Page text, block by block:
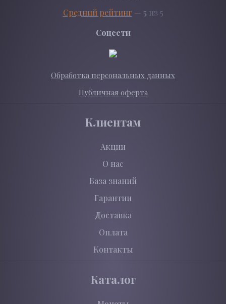
Средний рейтинг — 5 из 5
Соцсети
Обработка персональных данных
Публичная оферта
Клиентам
Акции
О нас
База знаний
Гарантии
Доставка
Оплата
Контакты
Каталог